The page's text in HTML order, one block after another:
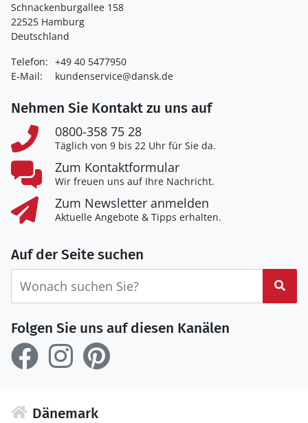
Schnackenburgallee 158
22525 Hamburg
Deutschland
Telefon: +49 40 5477950
E-Mail:
kundenservice@dansk.de
Nehmen Sie Kontakt zu uns auf
0800-358 75 28
Täglich von 9 bis 22 Uhr für Sie da.
Zum Kontaktformular
Wir freuen uns auf Ihre Nachricht.
Zum Newsletter anmelden
Aktuelle Angebote & Tipps erhalten.
Auf der Seite suchen
Folgen Sie uns auf diesen Kanälen
Dänemark